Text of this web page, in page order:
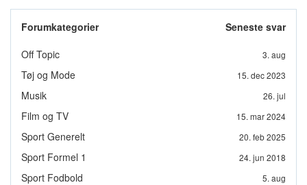
Forumkategorier
Seneste svar
Off Topic
3. aug
Tøj og Mode 15. dec 2023
Musik 26. jul
Film og TV 15. mar 2024
Sport Generelt 20. feb 2025
Sport Formel 1 24. jun 2018
Sport Fodbold 5. aug